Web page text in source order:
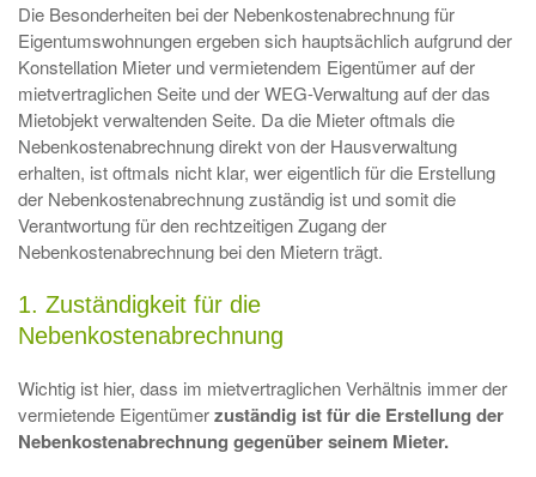
Die Besonderheiten bei der Nebenkostenabrechnung für
Eigentumswohnungen ergeben sich hauptsächlich aufgrund der
Konstellation Mieter und vermietendem Eigentümer auf der
mietvertraglichen Seite und der WEG-Verwaltung auf der das
Mietobjekt verwaltenden Seite. Da die Mieter oftmals die
Nebenkostenabrechnung direkt von der Hausverwaltung
erhalten, ist oftmals nicht klar, wer eigentlich für die Erstellung
der Nebenkostenabrechnung zuständig ist und somit die
Verantwortung für den rechtzeitigen Zugang der
Nebenkostenabrechnung bei den Mietern trägt.
1. Zuständigkeit für die
Nebenkostenabrechnung
Wichtig ist hier, dass im mietvertraglichen Verhältnis immer der
vermietende Eigentümerzuständig ist für die Erstellung der
Nebenkostenabrechnung gegenüber seinem Mieter.